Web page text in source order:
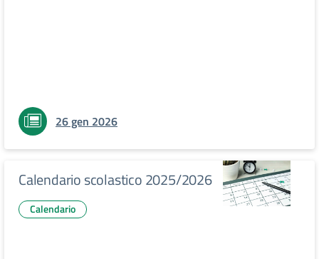
26 gen 2026
Calendario scolastico 2025/2026
Calendario